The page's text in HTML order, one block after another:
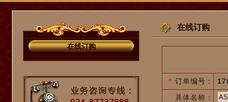
在线订购
在线订购
* 订单编号：
具体名称：